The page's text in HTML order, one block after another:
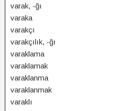
varak, -ğı
varaka
varakçı
varakçılık, -ğı
varaklama
varaklamak
varaklanma
varaklanmak
varaklı